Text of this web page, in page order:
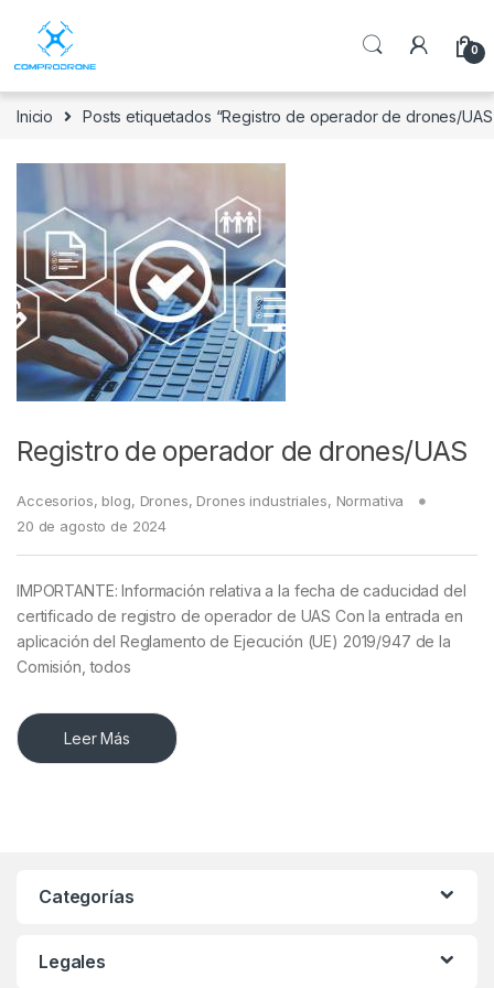
0
Inicio Posts etiquetados “Registro de operador de drones/
Registro de operador de drones/UAS
Accesorios, blog, Drones, Drones industriales, Normativa
20 de agosto de 2024
IMPORTANTE: Información relativa a la fecha de caducidad del
certificado de registro de operador de UAS Con la entrada en
aplicación del Reglamento de Ejecución (UE) 2019/947 de la
Comisión, todos
Leer Más
Categorías
Legales